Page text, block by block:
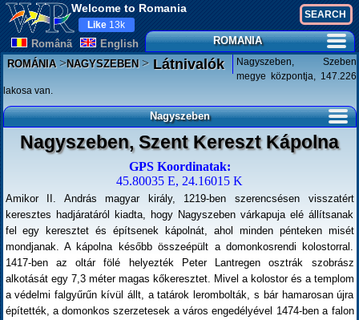
Welcome to Romania
Românã English
Like 13k
ROMANIA
ROMÁNIA>NAGYSZEBEN>Látnivalók
Nagyszeben, Szeben
megye központja, 147.226
lakosa van.
Nagyszeben
Nagyszeben, Szent Kereszt Kápolna
GPS Koordinatak:
45.80035 E, 24.16015 K
Amikor II. András magyar király, 1219-ben szerencsésen visszatért
keresztes hadjáratáról kiadta, hogy Nagyszeben várkapuja elé állítsanak
fel egy keresztet és építsenek kápolnát, ahol minden pénteken misét
mondjanak. A kápolna később összeépült a domonkosrendi kolostorral.
1417-ben az oltár fölé helyezték Peter Lantregen osztrák szobrász
alkotását egy 7,3 méter magas kőkeresztet. Mivel a kolostor és a templom
a védelmi falgyűrűn kívül állt, a tatárok lerombolták, s bár hamarosan újra
építették, a domonkos szerzetesek a város engedélyével 1474-ben a falon